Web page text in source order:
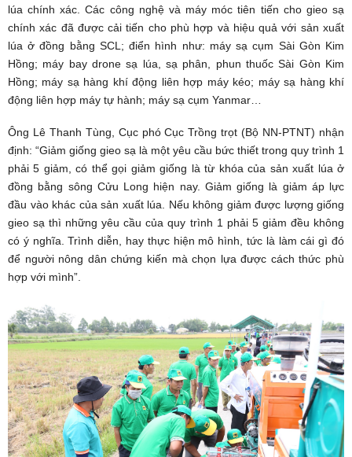
lúa chính xác. Các công nghệ và máy móc tiên tiến cho gieo sạ
chính xác đã được cải tiến cho phù hợp và hiệu quả với sản xuất
lúa ở đồng bằng SCL; điển hình như: máy sạ cụm Sài Gòn Kim
Hồng; máy bay drone sạ lúa, sạ phân, phun thuốc Sài Gòn Kim
Hồng; máy sạ hàng khí động liên hợp máy kéo; máy sạ hàng khí
động liên hợp máy tự hành; máy sạ cụm Yanmar…
Ông Lê Thanh Tùng, Cục phó Cục Trồng trọt (Bộ NN-PTNT) nhận
định: “Giảm giống gieo sạ là một yêu cầu bức thiết trong quy trình 1
phải 5 giảm, có thể gọi giảm giống là từ khóa của sản xuất lúa ở
đồng bằng sông Cửu Long hiện nay. Giảm giống là giảm áp lực
đầu vào khác của sản xuất lúa. Nếu không giảm được lượng giống
gieo sạ thì những yêu cầu của quy trình 1 phải 5 giảm đều không
có ý nghĩa. Trình diễn, hay thực hiện mô hình, tức là làm cái gì đó
để người nông dân chứng kiến mà chọn lựa được cách thức phù
hợp với mình”.